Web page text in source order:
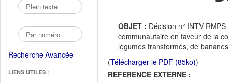
Recherche Avancée
LIENS UTILES :
OBJET : Décision n° INTV-
communautaire en faveur de la
légumes transformés, de
(Télécharger le PDF (85ko))
REFERENCE EXTERNE :